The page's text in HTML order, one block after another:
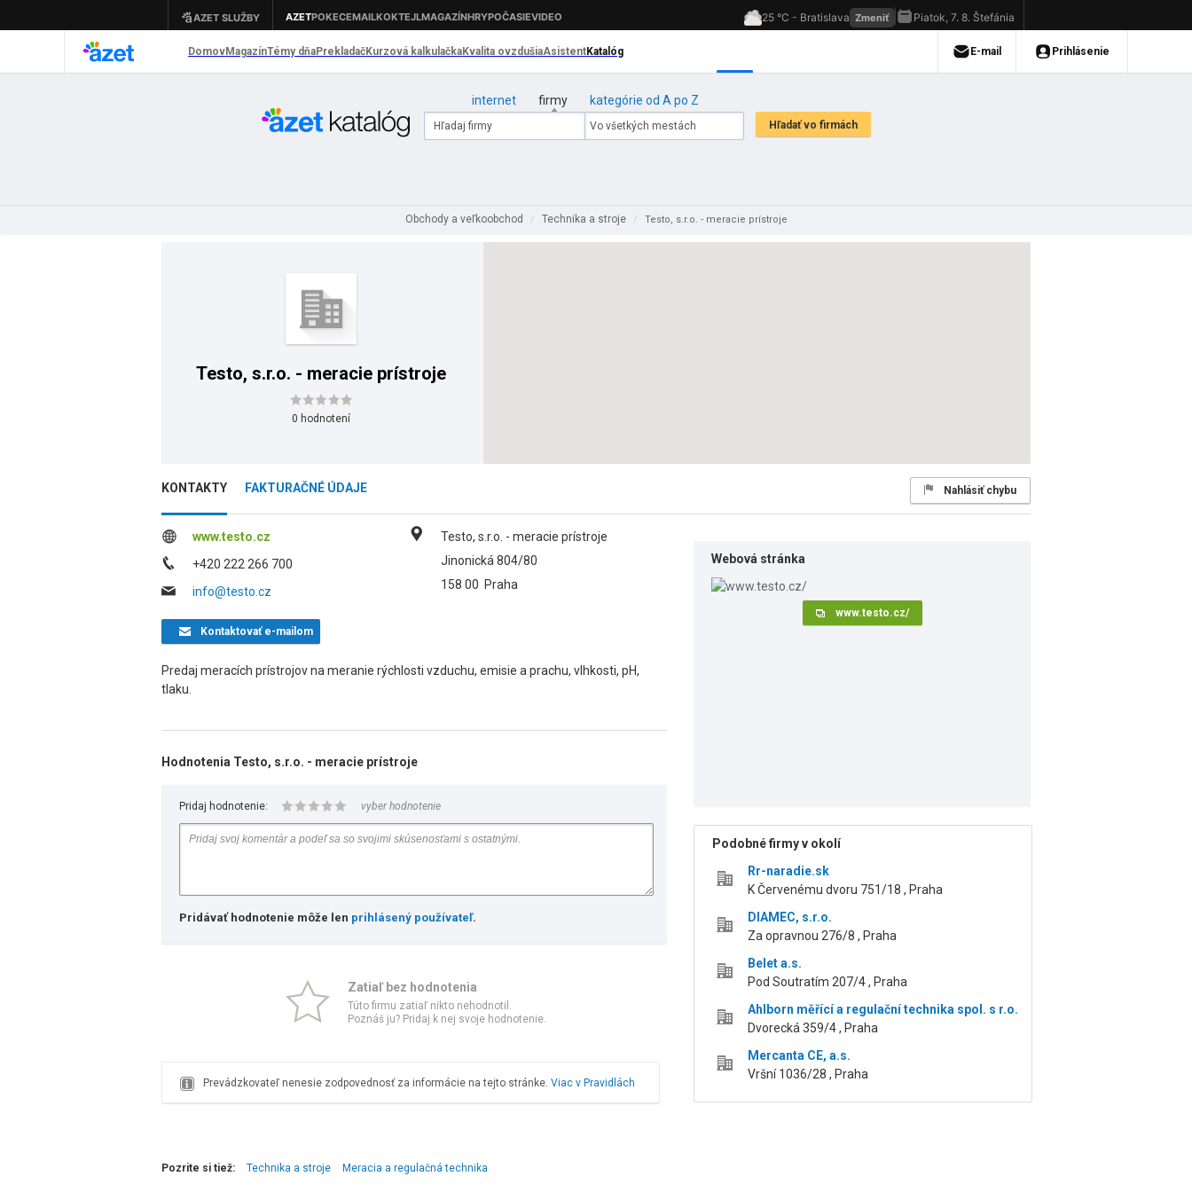
internet firmy kategórie od A po Z
Obchody a veľkoobchod / Technika a stroje / Testo, s.r.o. - meracie prístroje
Testo, s.r.o. - meracie prístroje
0 hodnotení
KONTAKTY FAKTURAČNÉ ÚDAJE Nahlásiť chybu
www.testo.cz
+420 222 266 700
info@testo.cz
Testo, s.r.o. - meracie prístroje
Jinonická 804/80
158 00 Praha
Kontaktovaťe-mailom
Predaj meracích prístrojov na meranie rýchlosti vzduchu, emisie a prachu, vlhkosti, pH,
tlaku.
Hodnotenia Testo, s.r.o. - meracie prístroje
Pridaj hodnotenie: vyber hodnotenie
Pridávať hodnotenie môže len prihlásený používateľ.
Zatiaľ bez hodnotenia
Túto firmu zatiaľ nikto nehodnotil.
Poznáš ju? Pridaj k nej svoje hodnotenie.
Prevádzkovateľ nenesie zodpovednosť za informácie na tejto stránke. Viac v Pravidlách
Webová stránka
www.testo.cz/
Podobné firmy v okolí
Rr-naradie.sk
K Červenému dvoru 751/18 , Praha
DIAMEC, s.r.o.
Za opravnou 276/8 , Praha
Belet a.s.
Pod Soutratím 207/4 , Praha
Ahlborn měřící a regulační technika spol. s r.o.
Dvorecká 359/4 , Praha
Mercanta CE, a.s.
Vršní 1036/28 , Praha
Pozrite si tiež: Technika a stroje Meracia a regulačná technika